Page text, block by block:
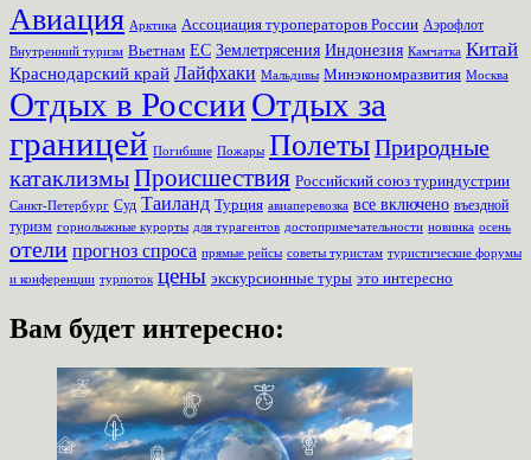
Авиация Арктика Ассоциация туроператоров России Аэрофлот
Внутренний туризм Вьетнам ЕС Землетрясения Индонезия Камчатка Китай
Краснодарский край Лайфхаки Мальдивы Минэкономразвития Москва
Отдых в РоссииОтдых за
границей Погибшие Пожары ПолетыПриродные
катаклизмыПроисшествия Российский союз туриндустрии
Санкт-Петербург Суд Таиланд Турция авиаперевозка все включено въездной
туризм горнолыжные курорты для турагентов достопримечательности новинка осень
отели прогноз спроса прямые рейсы советы туристам туристические форумы
и конференции турпоток цены экскурсионные туры это интересно
Вам будет интересно: